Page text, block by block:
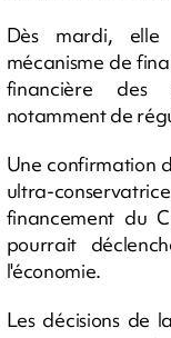
Dès mardi,
mécanisme de
financière des
notamment de
Une confirmation
ultra-
financement du
pourrait
l'économie.
Les décisions de